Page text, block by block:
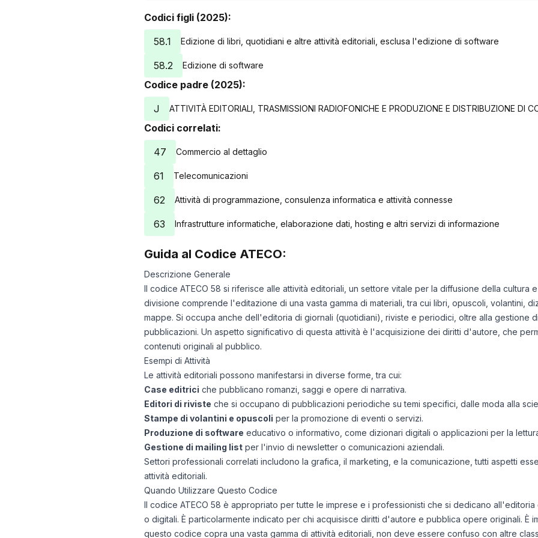
Codici figli (2025):
58.1
Edizione di libri, quotidiani e altre attività editoriali, esclusa l'edizione di software
58.2 Edizione di software
Codice padre (2025):
J
ATTIVITÀ EDITORIALI, TRASMISSIONI RADIOFONICHE E PRODUZIONE E DISTRIBUZIONE DI
Codici correlati:
47
Commercio al dettaglio
61 Telecomunicazioni
62 Attività di programmazione, consulenza informatica e attività connesse
63 Infrastrutture informatiche, elaborazione dati, hosting e altri servizi di informazione
Guida al Codice ATECO:
Descrizione Generale
Il codice ATECO 58 si riferisce alle attività editoriali, un settore vitale per la diffusione della cultura
divisione comprende l'editazione di una vasta gamma di materiali, tra cui libri, opuscoli, volantini,
mappe. Si occupa anche dell'editoria di giornali (quotidiani), riviste e periodici, oltre alla gestione
pubblicazioni. Un aspetto significativo di questa attività è l'acquisizione dei diritti d'autore, che
contenuti originali al pubblico.
Esempi di Attività
Le attività editoriali possono manifestarsi in diverse forme, tra cui:
Case editrici che pubblicano romanzi, saggi e opere di narrativa.
Editori di riviste che si occupano di pubblicazioni periodiche su temi specifici, dalle moda alla
Stampe di volantini e opuscoli per la promozione di eventi o servizi.
Produzione di software educativo o informativo, come dizionari digitali o applicazioni per la
Gestione di mailing list per l'invio di newsletter o comunicazioni aziendali.
Settori professionali correlati includono la grafica, il marketing, e la comunicazione, tutti aspetti
attività editoriali.
Quando Utilizzare Questo Codice
Il codice ATECO 58 è appropriato per tutte le imprese e i professionisti che si dedicano
o digitali. È particolarmente indicato per chi acquisisce diritti d'autore e pubblica opere originali. È
questo codice copra una vasta gamma di attività editoriali, non deve essere confuso con altre